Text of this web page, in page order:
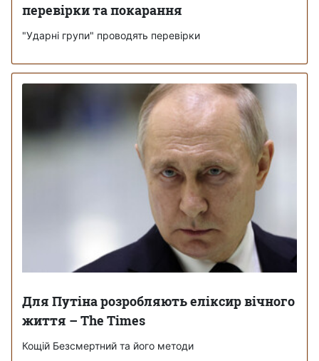
перевірки та покарання
"Ударні групи" проводять перевірки
Для Путіна розробляють еліксир вічного
життя – The Times
Кощій Безсмертний та його методи